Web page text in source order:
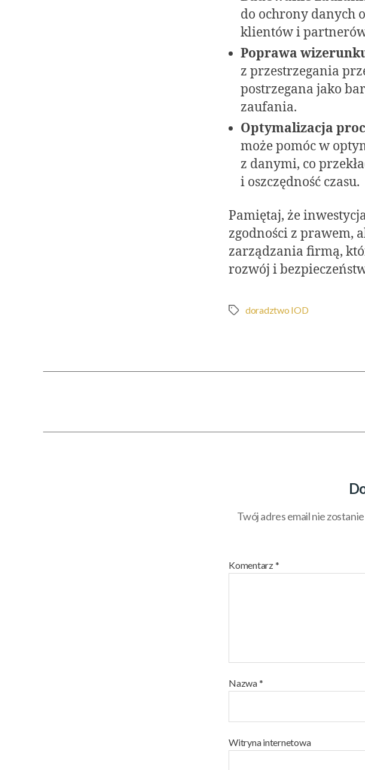
do ochrony danych
klientów i
Poprawa
z przestrzegania
postrzegana jako
zaufania.
Optymalizacja
może pomóc w
z danymi, co
i oszczędność czasu.
Pamiętaj, że
zgodności z prawem,
zarządzania firmą,
rozwój i
doradztwo IOD
Twój adres email nie
Komentarz*
Nazwa*
Witryna internetowa